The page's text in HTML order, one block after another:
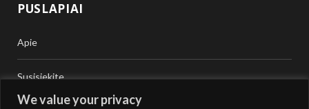
We value your privacy
PUSLAPIAI
Apie
Susisiekite